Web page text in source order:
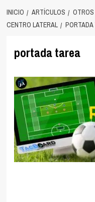
INICIO ARTÍCULOS OTROS
CENTRO LATERAL
PORTADA
portada tarea